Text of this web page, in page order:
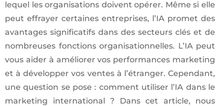
lequel les organisations doivent opérer. Même si elle
peut effrayer certaines entreprises, l’IA promet des
avantages significatifs dans des secteurs clés et de
nombreuses fonctions organisationnelles. L’IA peut
vous aider à améliorer vos performances marketing
et à développer vos ventes à l’étranger. Cependant,
une question se pose : comment utiliser l’IA dans le
marketing international ? Dans cet article, nous